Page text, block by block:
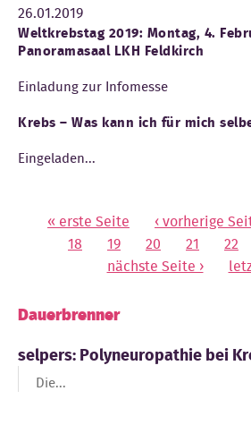
26.01.2019
Weltkrebstag 2019: Montag, 4.
Panoramasaal LKH Feldkirch
Einladung zur Infomesse
Krebs – Was kann ich für mich
Eingeladen...
Seiten« erste Seite ‹ vorherige
18
19 20 21 22
nächste Seite ›
Dauerbrenner
selpers: Polyneuropathie bei
Die...